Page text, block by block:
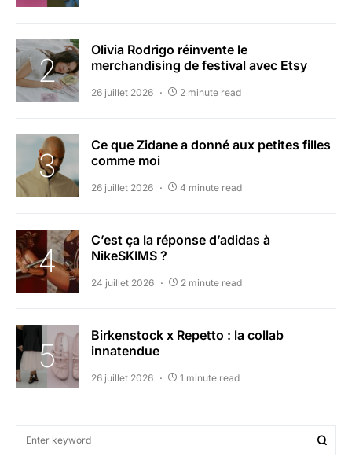
Olivia Rodrigo réinvente le
merchandising de festival avec Etsy
26 juillet 2026 2 minute read
Ce que Zidane a donné aux petites filles
comme moi
26 juillet 2026 4 minute read
C’est ça la réponse d’adidas à
NikeSKIMS ?
24 juillet 2026 2 minute read
Birkenstock x Repetto : la collab
innatendue
26 juillet 2026 1 minute read